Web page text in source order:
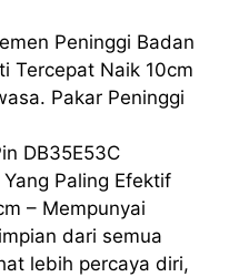
Peninggi Badan
Tercepat Naik 10cm
Pakar Peninggi
DB35E53C
Paling Efektif
– Mempunyai
dari semua
lebih percaya diri,